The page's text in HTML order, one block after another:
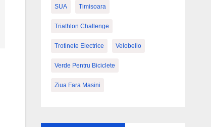
SUA Timisoara
Triathlon Challenge
Trotinete Electrice Velobello
Verde Pentru Biciclete
Ziua Fara Masini